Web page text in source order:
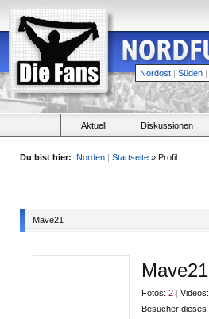
Nordost | Süden |
Aktuell Diskussionen
Du bist hier: Norden | Startseite » Profil
Mave21
Mave21
Fotos: 2 | Videos:
Besucher dieses